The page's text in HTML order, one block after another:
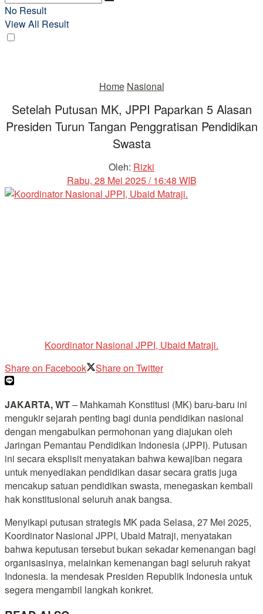
No Result
View All Result
Home Nasional
Setelah Putusan MK, JPPI Paparkan 5 Alasan
Presiden Turun Tangan Penggratisan Pendidikan
Swasta
Oleh: Rizki
Rabu, 28 Mei 2025 / 16:48 WIB
Koordinator Nasional JPPI, Ubaid Matraji.
Share on Facebook
Share on Twitter
JAKARTA, WT– Mahkamah Konstitusi (MK) baru-baru ini
mengukir sejarah penting bagi dunia pendidikan nasional
dengan mengabulkan permohonan yang diajukan oleh
Jaringan Pemantau Pendidikan Indonesia (JPPI). Putusan
ini secara eksplisit menyatakan bahwa kewajiban negara
untuk menyediakan pendidikan dasar secara gratis juga
mencakup satuan pendidikan swasta, menegaskan kembali
hak konstitusional seluruh anak bangsa.
Menyikapi putusan strategis MK pada Selasa, 27 Mei 2025,
Koordinator Nasional JPPI, Ubaid Matraji, menyatakan
bahwa keputusan tersebut bukan sekadar kemenangan bagi
organisasinya, melainkan kemenangan bagi seluruh rakyat
Indonesia. Ia mendesak Presiden Republik Indonesia untuk
segera mengambil langkah konkret.